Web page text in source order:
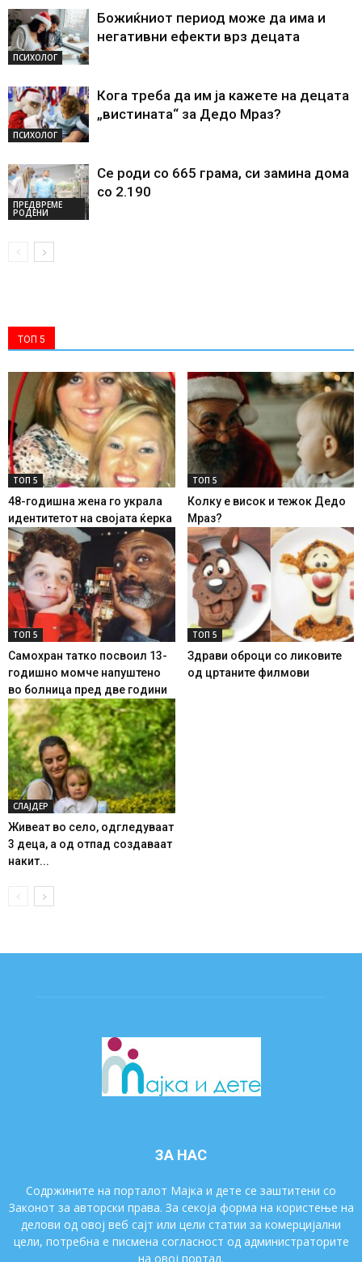
ПСИХОЛОГ
Божиќниот период може да има и
негативни ефекти врз децата
ПСИХОЛОГ
Кога треба да им ја кажете на децата
„вистината“ за Дедо Мраз?
ПРЕДВРЕМЕ
РОДЕНИ
Се роди со 665 грама, си замина дома
со 2.190
ТОП 5
ТОП 5
48-годишна жена го украла
идентитетот на својата ќерка
ТОП 5
Колку е висок и тежок Дедо
Мраз?
ТОП 5
Самохран татко посвоил 13-
годишно момче напуштено
во болница пред две години
ТОП 5
Здрави оброци со ликовите
од цртаните филмови
СЛАЈДЕР
Живеат во село, одгледуваат
3 деца, а од отпад создаваат
накит...
ЗА НАС
Содржините на порталот Мајка и дете се заштитени со
Законот за авторски права. За секоја форма на користење на
делови од овој веб сајт или цели статии за комерцијални
цели, потребна е писмена согласност од администраторите
на овој портал.